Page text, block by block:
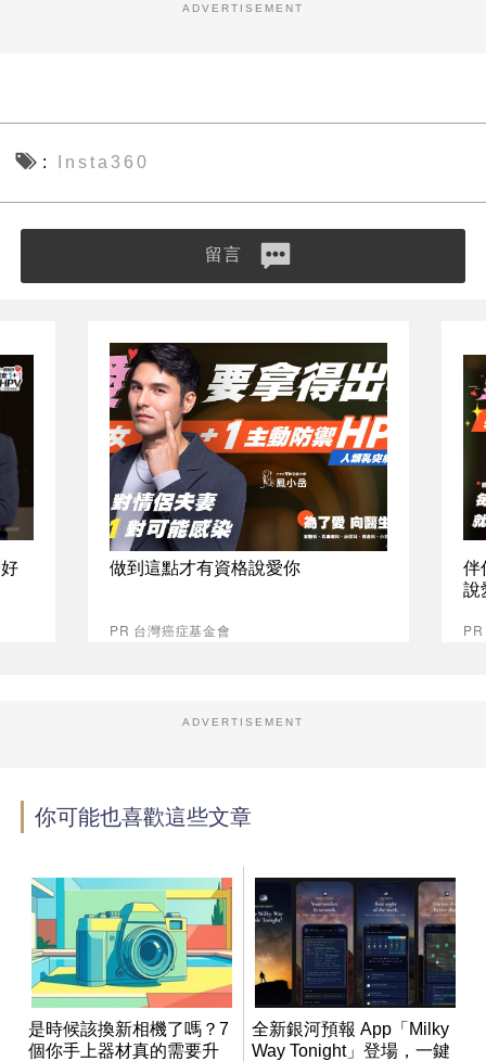
ADVERTISEMENT
Insta360
留言
做到這點才有資格說愛你
PR 台灣癌症基金會
伴
說
ADVERTISEMENT
你可能也喜歡這些文章
是時候該換新相機了嗎？7
個你手上器材真的需要升
全新銀河預報 App「Milky
Way Tonight」登場，一鍵